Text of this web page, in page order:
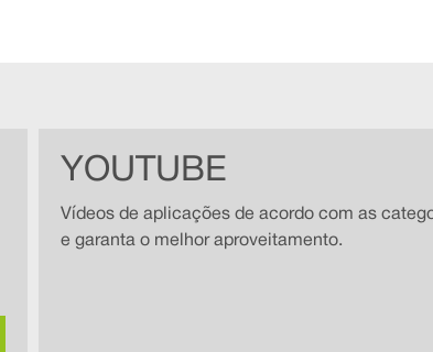
YOUTUBE
Vídeos de aplicações de acordo com as
e garanta o melhor aproveitamento.